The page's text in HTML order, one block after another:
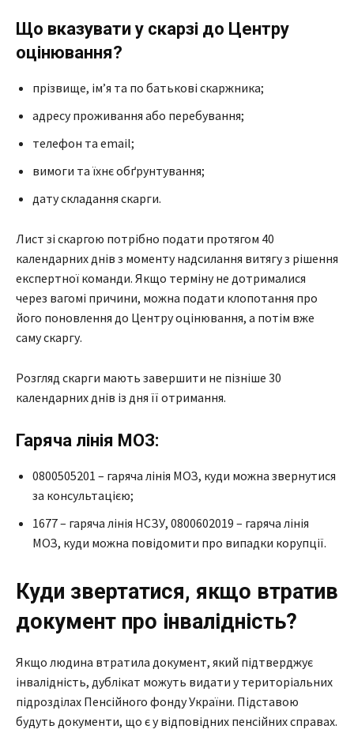
Що вказувати у скарзі до Центру
оцінювання?
прізвище, ім’я та по батькові скаржника;
адресу проживання або перебування;
телефон та email;
вимоги та їхнє обґрунтування;
дату складання скарги.
Лист зі скаргою потрібно подати протягом 40
календарних днів з моменту надсилання витягу з рішення
експертної команди. Якщо терміну не дотрималися
через вагомі причини, можна подати клопотання про
його поновлення до Центру оцінювання, а потім вже
саму скаргу.
Розгляд скарги мають завершити не пізніше 30
календарних днів із дня її отримання.
Гаряча лінія МОЗ:
0800505201 – гаряча лінія МОЗ, куди можна звернутися
за консультацією;
1677 – гаряча лінія НСЗУ, 0800602019 – гаряча лінія
МОЗ, куди можна повідомити про випадки корупції.
Куди звертатися, якщо втратив
документ про інвалідність?
Якщо людина втратила документ, який підтверджує
інвалідність, дублікат можуть видати у територіальних
підрозділах Пенсійного фонду України. Підставою
будуть документи, що є у відповідних пенсійних справах.